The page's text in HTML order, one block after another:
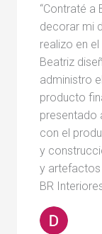
“Contraté a
decorar mi
realizo en
Beatriz
administro
producto
presentado
con el
y
y artefactos
BR